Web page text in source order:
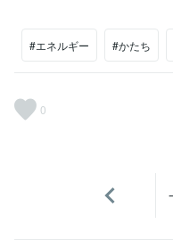
#エネルギー #かたち
0